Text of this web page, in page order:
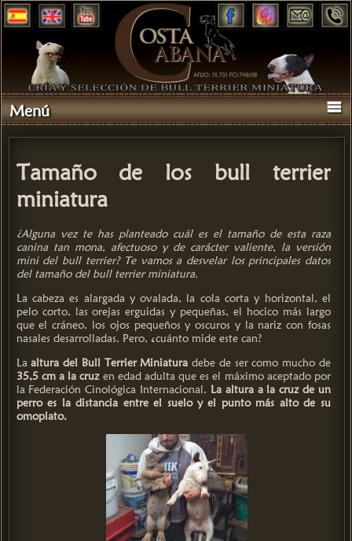
Menú
Tamaño de los bull terrier
miniatura
¿Alguna vez te has planteado cuál es el tamaño de esta raza
canina tan mona, afectuoso y de carácter valiente, la versión
mini del bull terrier? Te vamos a desvelar los principales datos
del tamaño del bull terrier miniatura.
La cabeza es alargada y ovalada, la cola corta y horizontal, el
pelo corto, las orejas erguidas y pequeñas, el hocico más largo
que el cráneo, los ojos pequeños y oscuros y la nariz con fosas
nasales desarrolladas. Pero, ¿cuánto mide este can?
Laaltura del Bull Terrier Miniatura debe de ser como mucho de
35,5 cm a la cruzen edad adulta que es el máximo aceptado por
la Federación Cinológica Internacional. La altura a la cruz de un
perro es la distancia entre el suelo y el punto más alto de su
omoplato.